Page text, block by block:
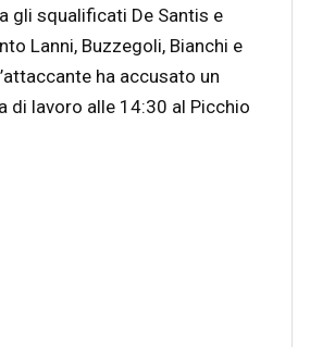
gli squalificati De Santis e
Lanni, Buzzegoli, Bianchi e
ha accusato un
di lavoro alle 14:30 al Picchio